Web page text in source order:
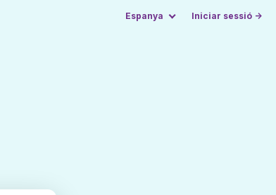
Espanya Iniciar sessió →